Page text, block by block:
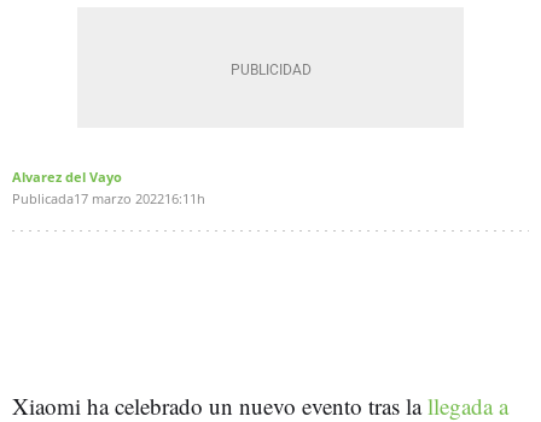
Alvarez del Vayo
Publicada17 marzo 202216:11h
Xiaomi ha celebrado un nuevo evento tras lallegada a